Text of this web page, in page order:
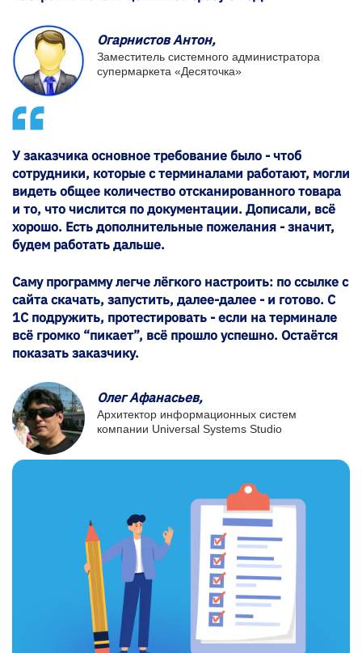
Огарнистов Антон,
Заместитель системного администратора
супермаркета «Десяточка»
У заказчика основное требование было - чтоб
сотрудники, которые с терминалами работают, могли
видеть общее количество отсканированного товара
и то, что числится по документации. Дописали, всё
хорошо. Есть дополнительные пожелания - значит,
будем работать дальше.
Саму программу легче лёгкого настроить: по ссылке с
сайта скачать, запустить, далее-далее - и готово. С
1С подружить, протестировать - если на терминале
всё громко “пикает”, всё прошло успешно. Остаётся
показать заказчику.
Олег Афанасьев,
Архитектор информационных систем
компании Universal Systems Studio